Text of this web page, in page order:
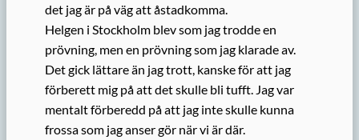
det jag är på väg att åstadkomma.
Helgen i Stockholm blev som jag trodde en
prövning, men en prövning som jag klarade av.
Det gick lättare än jag trott, kanske för att jag
förberett mig på att det skulle bli tufft. Jag var
mentalt förberedd på att jag inte skulle kunna
frossa som jag anser gör när vi är där.